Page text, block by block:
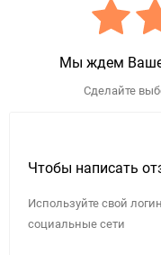
Мы ждем
Сделайте
Чтобы написать
Используйте свой
социальные сети